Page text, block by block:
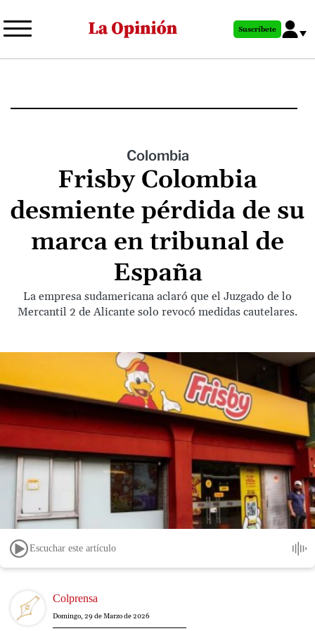
al
principal
Suscríbete
Colombia
Frisby Colombia
desmiente pérdida de su
marca en tribunal de
España
La empresa sudamericana aclaró que el Juzgado de lo
Mercantil 2 de Alicante solo revocó medidas cautelares.
Escuchar este artículo
Image Colprensa
Domingo, 29 de Marzo de 2026